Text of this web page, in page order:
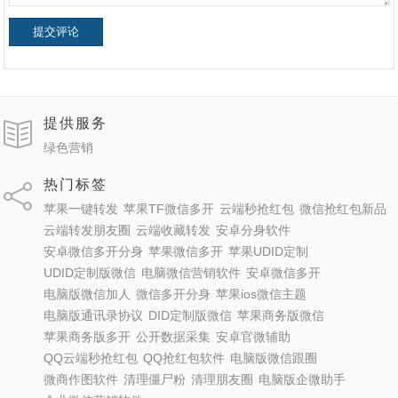
提交评论
提供服务
绿色营销
热门标签
苹果一键转发 苹果TF微信多开 云端秒抢红包 微信抢红包新品
云端转发朋友圈 云端收藏转发 安卓分身软件
安卓微信多开分身 苹果微信多开 苹果UDID定制
UDID定制版微信 电脑微信营销软件 安卓微信多开
电脑版微信加人 微信多开分身 苹果ios微信主题
电脑版通讯录协议 DID定制版微信 苹果商务版微信
苹果商务版多开 公开数据采集 安卓官微辅助
QQ云端秒抢红包 QQ抢红包软件 电脑版微信跟圈
微商作图软件 清理僵尸粉 清理朋友圈 电脑版企微助手